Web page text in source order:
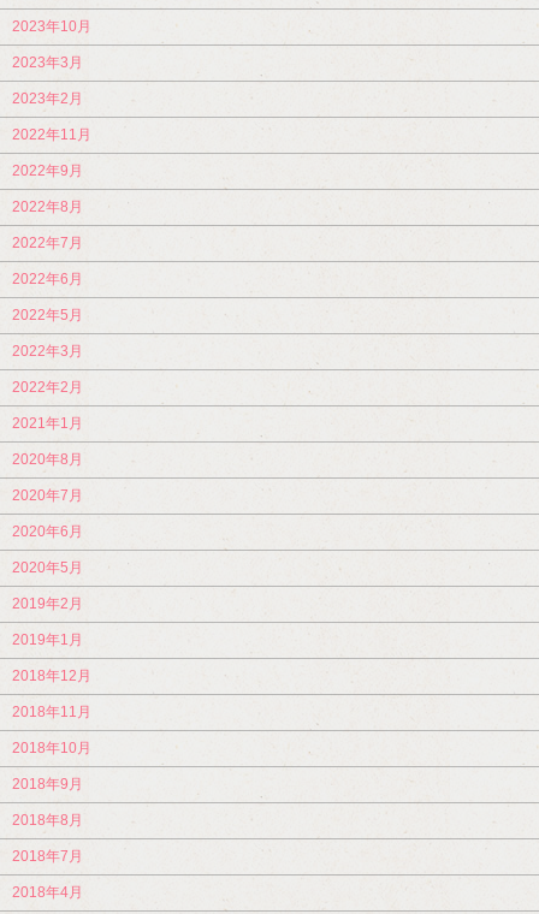
2023年10月
2023年3月
2023年2月
2022年11月
2022年9月
2022年8月
2022年7月
2022年6月
2022年5月
2022年3月
2022年2月
2021年1月
2020年8月
2020年7月
2020年6月
2020年5月
2019年2月
2019年1月
2018年12月
2018年11月
2018年10月
2018年9月
2018年8月
2018年7月
2018年4月